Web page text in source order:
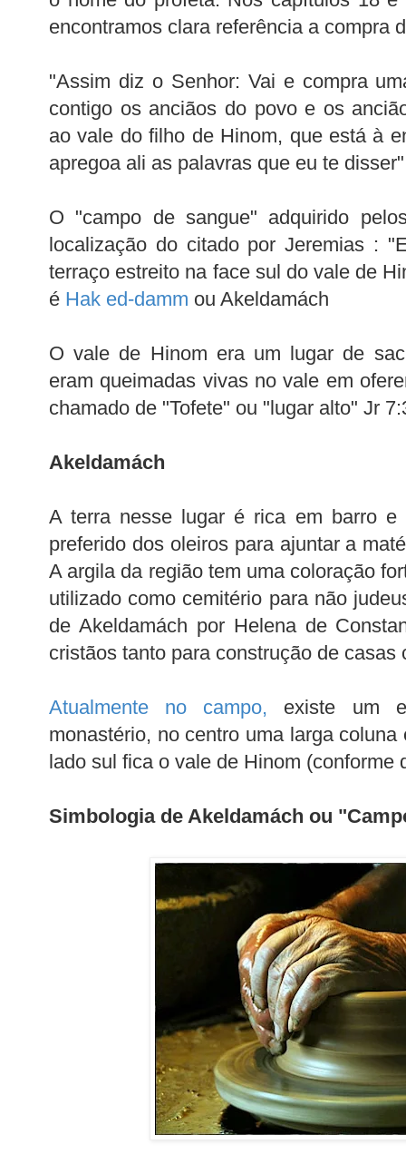
encontramos clara referência a compra
"Assim diz o Senhor: Vai e compra
contigo os anciãos do povo e os
ao vale do filho de Hinom, que está à
apregoa ali as palavras que eu te
O "campo de sangue" adquirido
localização do citado por Jeremias :
terraço estreito na face sul do vale de
é Hak ed-damm ou Akeldamách
O vale de Hinom era um lugar de
eram queimadas vivas no vale em
chamado de "Tofete" ou "lugar alto" Jr
Akeldamách
A terra nesse lugar é rica em barro e
preferido dos oleiros para ajuntar a
A argila da região tem uma coloração
utilizado como cemitério para não
de Akeldamách por Helena de
cristãos tanto para construção de casas
Atualmente no campo, existe um
monastério, no centro uma larga
lado sul fica o vale de Hinom (conforme
Simbologia de Akeldamách ou